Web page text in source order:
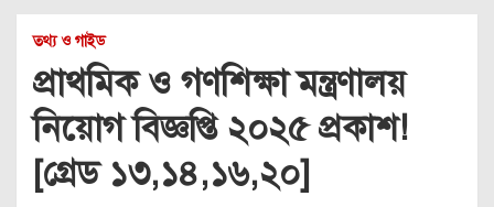
তথ্য ও গাইড
প্রাথমিক ও গণশিক্ষা মন্ত্রণালয়
নিয়োগ বিজ্ঞপ্তি ২০২৫ প্রকাশ!
[গ্রেড ১৩,১৪,১৬,২০]